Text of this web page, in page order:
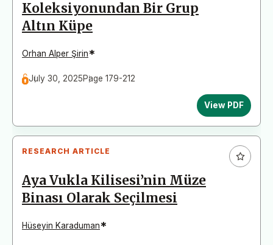
Koleksiyonundan Bir Grup
Altın Küpe
Orhan Alper Şirin*
July 30, 2025Page 179-212
View PDF
RESEARCH ARTICLE
Aya Vukla Kilisesi’nin Müze
Binası Olarak Seçilmesi
Hüseyin Karaduman*